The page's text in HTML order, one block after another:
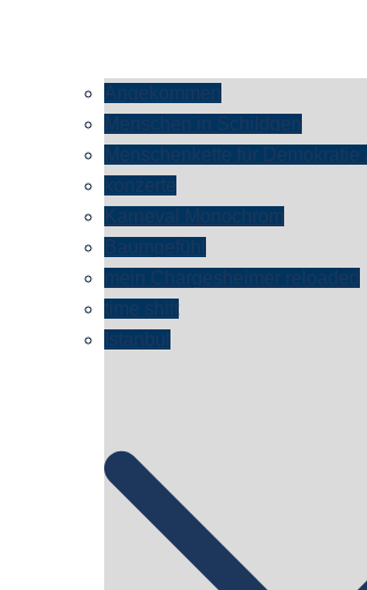
Angekommen
Menschen in Schildgen
Menschenkette für Demokratie
konzerte
Karneval Monochrom
Baumgefühl
mein Chargesheimer reloaded
time shift
Istanbul